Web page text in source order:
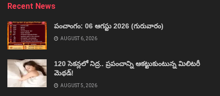
Recent News
పంచాంగం: 06 ఆగస్టు 2026 (గురువారం)
AUGUST 6, 2026
120 సెకన్లలో నిద్ర.. ప్రపంచాన్ని ఆకట్టుకుంటున్న మిలిటరీ
మెథడ్!
AUGUST 5, 2026